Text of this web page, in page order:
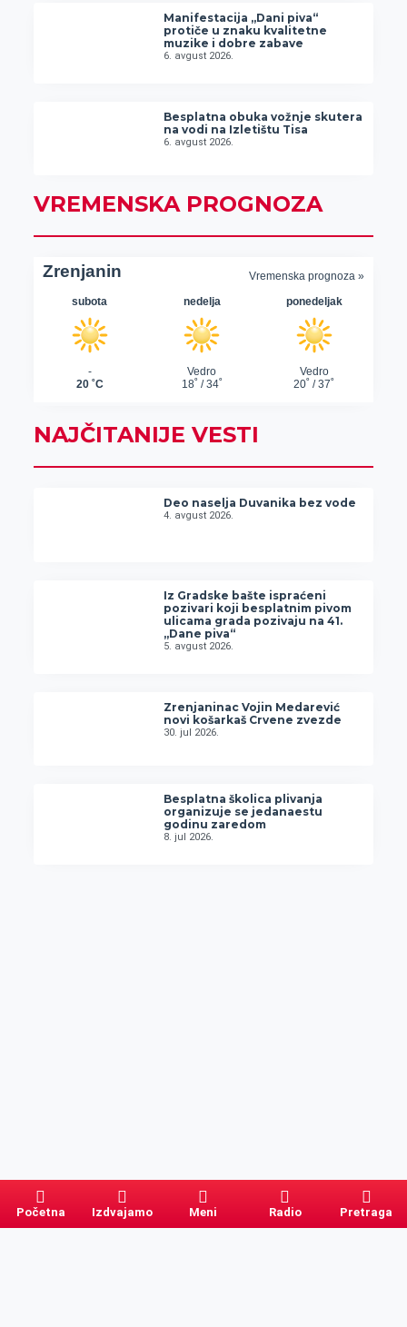
Manifestacija „Dani piva“
protiče u znaku kvalitetne
muzike i dobre zabave
6. avgust 2026.
Besplatna obuka vožnje skutera
na vodi na Izletištu Tisa
6. avgust 2026.
VREMENSKA PROGNOZA
NAJČITANIJE VESTI
Deo naselja Duvanika bez vode
4. avgust 2026.
Iz Gradske bašte ispraćeni
pozivari koji besplatnim pivom
ulicama grada pozivaju na 41.
„Dane piva“
5. avgust 2026.
Zrenjaninac Vojin Medarević
novi košarkaš Crvene zvezde
30. jul 2026.
Besplatna školica plivanja
organizuje se jedanaestu
godinu zaredom
8. jul 2026.
Početna Izdvajamo Meni Radio Pretraga